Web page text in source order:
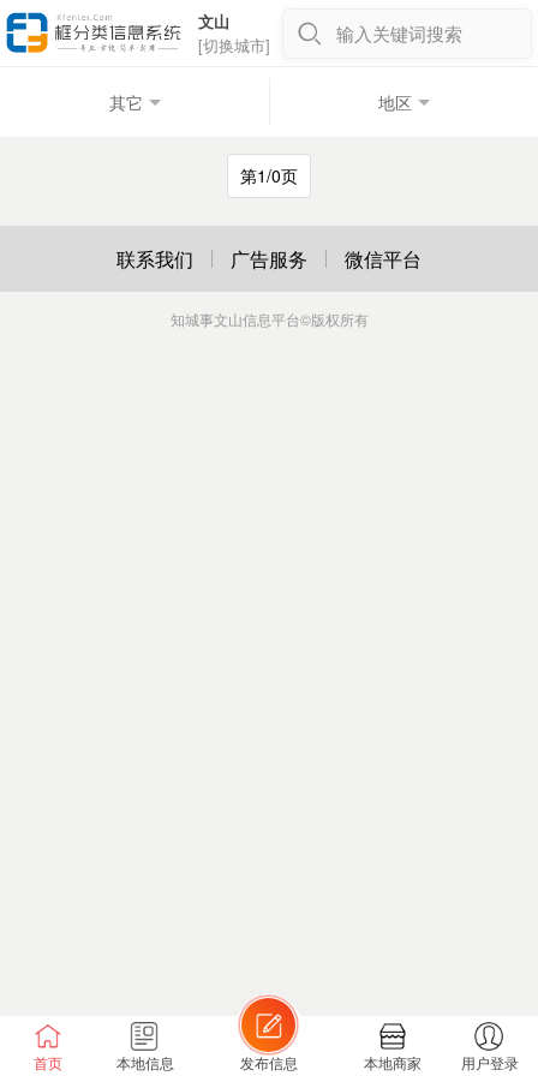
文山
[切换城市]
输入关键词搜索
其它 地区
第1/0页
首页 本地信息 发布信息 本地商家 用户登录
联系我们 广告服务 微信平台
知城事文山信息平台©版权所有